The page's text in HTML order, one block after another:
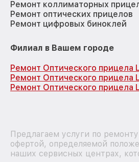
Ремонт коллиматорных
Ремонт оптических прицелов
Ремонт цифровых биноклей
Филиал в Вашем городе
Ремонт Оптического прицела
Ремонт Оптического прицела
Ремонт Оптического прицела
Предлагаем услуги по
офертой, определяемой
наших сервисных центрах,